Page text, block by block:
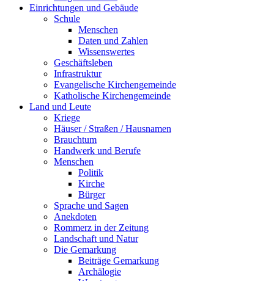
Einrichtungen und Gebäude
Schule
Menschen
Daten und Zahlen
Wissenswertes
Geschäftsleben
Infrastruktur
Evangelische Kirchengemeinde
Katholische Kirchengemeinde
Land und Leute
Kriege
Häuser / Straßen / Hausnamen
Brauchtum
Handwerk und Berufe
Menschen
Politik
Kirche
Bürger
Sprache und Sagen
Anekdoten
Rommerz in der Zeitung
Landschaft und Natur
Die Gemarkung
Beiträge Gemarkung
Archälogie